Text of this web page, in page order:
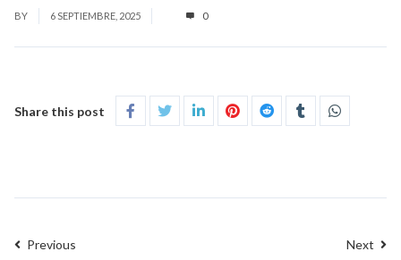
BY 6 SEPTIEMBRE, 2025 0
Share this post
Previous Next